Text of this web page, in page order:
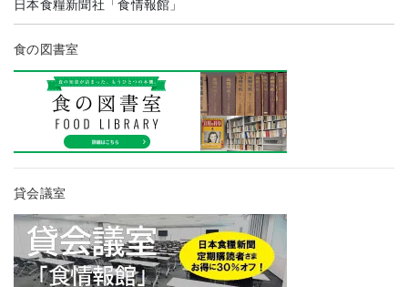
日本食糧新聞社「食情報館」
食の図書室
貸会議室